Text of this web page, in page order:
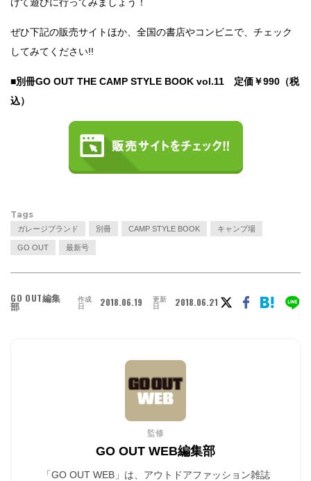
ぜひ下記の販売サイトほか、全国の書店やコンビニで、チェック
してみてください!!
■別冊GO OUT THE CAMP STYLE BOOK vol.11 定価￥990 （税
込）
Tags
ガレージブランド 別冊 CAMP STYLE BOOK キャンプ場
GO OUT 最新号
GO OUT編集
部
作成
日 2018.06.19 更新
日 2018.06.21
監修
GO OUT WEB編集部
「GO OUT WEB」は、アウトドアファッション雑誌